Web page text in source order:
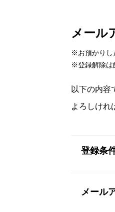
メール
※お預かりし
※登録解除は
以下の内容
よろしけれ
登録条
メール